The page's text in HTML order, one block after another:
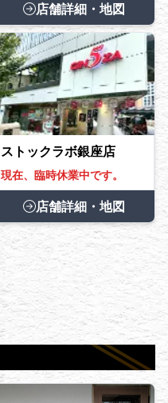
店舗詳細・地図
ストックラボ銀座店
現在、臨時休業中です。
店舗詳細・地図